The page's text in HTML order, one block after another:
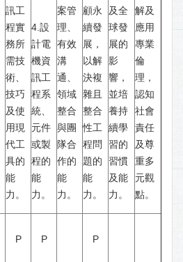
訊工
程實
務所
需技
術、
技巧
及使
用現
代工
具的
能
力。
4.設
計電
機資
訊工
程系
統、
元件
或製
程的
能
力。
案管
理、
有效
溝
通、
領域
整合
與團
隊合
作的
能
力。
顧永
續發
展，
以解
決複
雜且
整合
性工
程問
題的
能
力。
及全
球發
展的
影
響，
並培
養持
續學
習的
習慣
及能
力。
解及
應用
專業
倫
理，
認知
社會
責任
及尊
重多
元觀
點。
P P P